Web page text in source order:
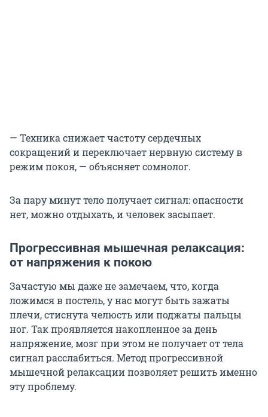
— Техника снижает частоту сердечных
сокращений и переключает нервную систему в
режим покоя, — объясняет сомнолог.
За пару минут тело получает сигнал: опасности
нет, можно отдыхать, и человек засыпает.
Прогрессивная мышечная релаксация:
от напряжения к покою
Зачастую мы даже не замечаем, что, когда
ложимся в постель, у нас могут быть зажаты
плечи, стиснута челюсть или поджаты пальцы
ног. Так проявляется накопленное за день
напряжение, мозг при этом не получает от тела
сигнал расслабиться. Метод прогрессивной
мышечной релаксации позволяет решить именно
эту проблему.